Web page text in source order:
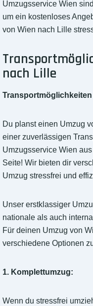
Umzugsservice Wien
um ein kostenloses
von Wien nach Lille
nach Lille
Du planst einen Umzug
einer zuverlässigen
Umzugsservice Wien
Seite! Wir bieten dir
Umzug stressfrei und
Unser erstklassiger
nationale als auch
Für deinen Umzug von
verschiedene Optionen
1. Komplettumzug:
Wenn du stressfrei